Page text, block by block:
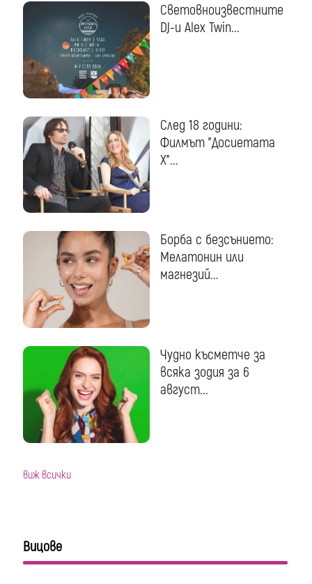
Световноизвестните
DJ-и Alex Twin...
След 18 години:
Филмът "Досиетата
Х"...
Борба с безсънието:
Мелатонин или
магнезий...
Чудно късметче за
всяка зодия за 6
август...
виж всички
Вицове